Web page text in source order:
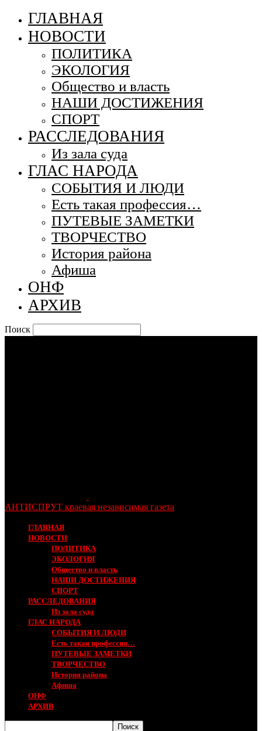
ГЛАВНАЯ
НОВОСТИ
ПОЛИТИКА
ЭКОЛОГИЯ
Общество и власть
НАШИ ДОСТИЖЕНИЯ
СПОРТ
РАССЛЕДОВАНИЯ
Из зала суда
ГЛАС НАРОДА
СОБЫТИЯ И ЛЮДИ
Есть такая профессия…
ПУТЕВЫЕ ЗАМЕТКИ
ТВОРЧЕСТВО
История района
Афиша
ОНФ
АРХИВ
Поиск
АНТИСПРУТ краевая независимая газета
ГЛАВНАЯ
НОВОСТИ
ПОЛИТИКА
ЭКОЛОГИЯ
Общество и власть
НАШИ ДОСТИЖЕНИЯ
СПОРТ
РАССЛЕДОВАНИЯ
Из зала суда
ГЛАС НАРОДА
СОБЫТИЯ И ЛЮДИ
Есть такая профессия…
ПУТЕВЫЕ ЗАМЕТКИ
ТВОРЧЕСТВО
История района
Афиша
ОНФ
АРХИВ